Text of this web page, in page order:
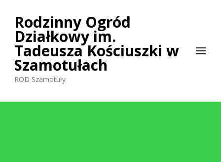
Rodzinny Ogród
Działkowy im.
Tadeusza Kościuszki w
Szamotułach
ROD Szamotuły